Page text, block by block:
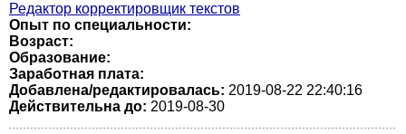
Редактор корректировщик текстов
Опыт по специальности:
Возраст:
Образование:
Заработная плата:
Добавлена/редактировалась: 2019-08-22 22:40:16
Действительна до: 2019-08-30